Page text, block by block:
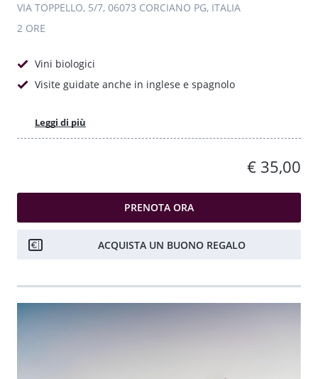
VIA TOPPELLO, 5/7, 06073 CORCIANO PG, ITALIA
2 ORE
Vini biologici
Visite guidate anche in inglese e spagnolo
Leggi di più
€ 35,00
PRENOTA ORA
ACQUISTA UN BUONO REGALO